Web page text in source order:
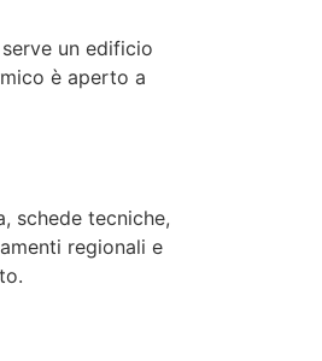
un edificio
è aperto a
schede tecniche,
regionali e